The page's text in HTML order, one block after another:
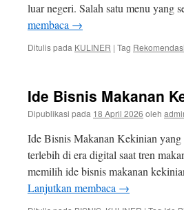
luar negeri. Salah satu menu
membaca →
Ditulis pada KULINER | Tag
Ide Bisnis Makanan
Dipublikasi pada 18 April 2026 oleh
Ide Bisnis Makanan Kekinian
terlebih di era digital saat tren
memilih ide bisnis makanan
Lanjutkan membaca →